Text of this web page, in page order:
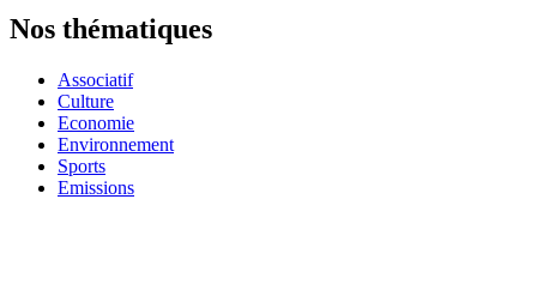
Nos thématiques
Associatif
Culture
Economie
Environnement
Sports
Emissions